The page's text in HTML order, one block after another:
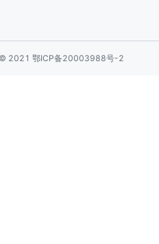
2021 鄂ICP备20003988号-2